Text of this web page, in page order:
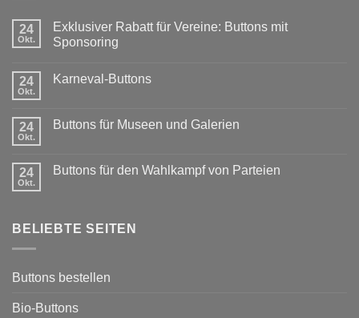
24
Okt.
Exklusiver Rabatt für Vereine: Buttons mit
Sponsoring
zu
Vereine:
Buttons
24
Okt.
Karneval-Buttons
Karneval-
24
Okt.
Buttons für Museen und Galerien
Buttons
24
Okt.
Buttons für den Wahlkampf von Parteien
für
Parteien
BELIEBTE SEITEN
Buttons bestellen
Bio-Buttons